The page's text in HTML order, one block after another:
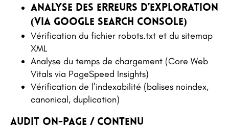
Analyse des erreurs d’exploration
(via Google Search Console)
Vérification du fichier robots.txt et du sitemap
XML
Analyse du temps de chargement (Core Web
Vitals via PageSpeed Insights)
Vérification de l’indexabilité (balises noindex,
canonical, duplication)
Audit on-page / contenu